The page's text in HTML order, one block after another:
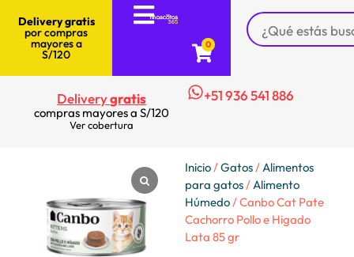
Delivery gratis
por compras
mayores a
S/120
0
Deliverygratis
compras mayores a S/120
Ver cobertura
+51 936 541 886
Inicio/Gatos/Alimentos
para gatos/Alimento
Húmedo/ Canbo Cat Pate
Cachorro Pollo e Higado
Lata 85 gr